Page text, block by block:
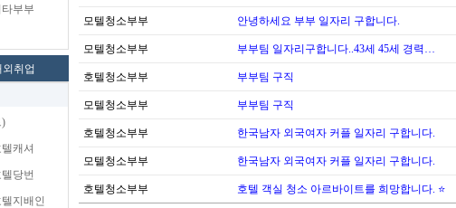
타부부
취업
)
텔캐셔
텔당번
텔지배인
모텔청소부부 안녕하세요 부부 일자리 구합니다.
모텔청소부부 부부팀 일자리구합니다..43세 45세 경력…
호텔청소부부 부부팀 구직
모텔청소부부 부부팀 구직
호텔청소부부 한국남자 외국여자 커플 일자리 구합니다.
모텔청소부부 한국남자 외국여자 커플 일자리 구합니다.
호텔청소부부 호텔 객실 청소 아르바이트를 희망합니다. ⭐